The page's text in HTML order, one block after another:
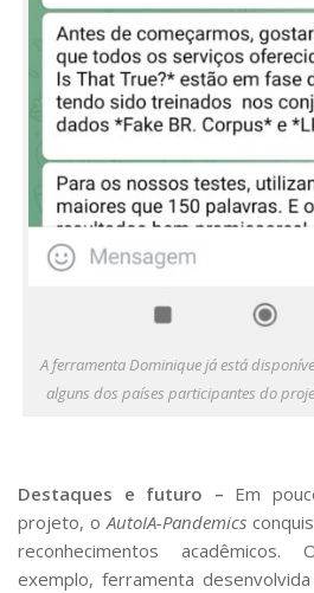
A ferramenta Dominique já está
alguns dos países participantes do
Destaques e futuro – Em
projeto, oAutoIA-Pandemics
reconhecimentos acadêmicos.
exemplo, ferramenta